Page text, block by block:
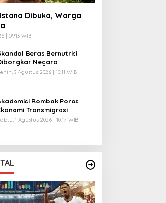
Dibuka, Warga
| 09:13 WIB
Beras Bernutrisi
Negara
3 Agustus 2026 | 10:11 WIB
Rombak Poros
Transmigrasi
1 Agustus 2026 | 10:17 WIB